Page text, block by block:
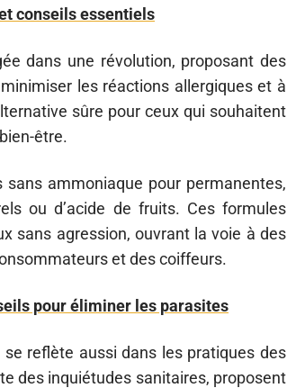
conseils essentiels
dans une révolution, proposant des
les réactions allergiques et à
sûre pour ceux qui souhaitent
être.
ammoniaque pour permanentes,
ou d’acide de fruits. Ces formules
sans agression, ouvrant la voie à des
et des coiffeurs.
pour éliminer les parasites
reflète aussi dans les pratiques des
des inquiétudes sanitaires, proposent